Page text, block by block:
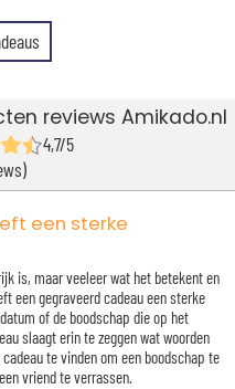
reviews Amikado.nl
4,7/5
een sterke
is, maar veeleer wat het betekent en
een gegraveerd cadeau een sterke
of de boodschap die op het
slaagt erin te zeggen wat woorden
te vinden om een boodschap te
vriend te verrassen.